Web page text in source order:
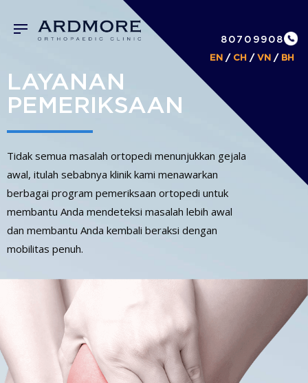
80709908
EN / CH / VN / BH
LAYANAN
PEMERIKSAAN
Tidak semua masalah ortopedi menunjukkan gejala
awal, itulah sebabnya klinik kami menawarkan
berbagai program pemeriksaan ortopedi untuk
membantu Anda mendeteksi masalah lebih awal
dan membantu Anda kembali beraksi dengan
mobilitas penuh.